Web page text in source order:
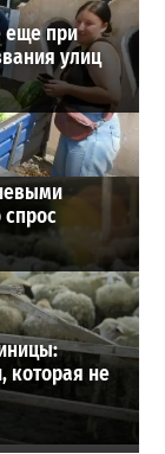
еще при
улиц
которая не